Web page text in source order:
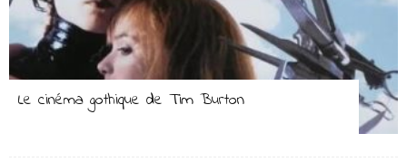
Le cinéma gothique de Tim Burton